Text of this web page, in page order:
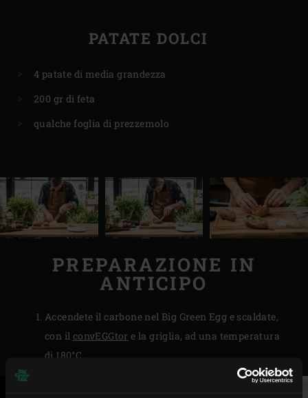
PATATE DOLCI
4 patate di media grandezza
200 gr di feta
qualche foglia di prezzemolo
PREPARAZIONE IN
ANTICIPO
Accendete il carbone nel Big Green Egg e scaldate,
con il convEGGtor e la griglia, ad una temperatura
di 180°C.